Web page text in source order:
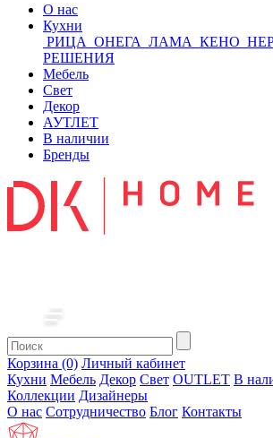
О нас
Кухни
РИЦА ОНЕГА ЛАМА КЕНО
РЕШЕНИЯ
Мебель
Свет
Декор
АУТЛЕТ
В наличии
Бренды
Корзина (0) Личный кабинет
Кухни Мебель Декор Свет OUTLET В
Коллекции Дизайнеры
О нас Сотрудничество Блог Контакты